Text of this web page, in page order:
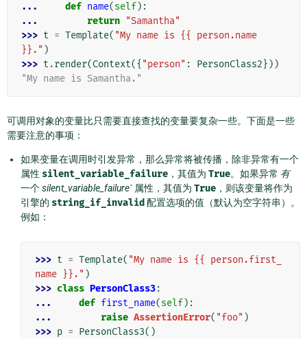
...
def name(self):
...
return "Samantha"
>>> t = Template( "My name is {{ person.name
}}." )
>>> t .render(Context({ "person" : PersonClass2}))
"My name is Samantha."
可调用对象的变量比只需要直接查找的变量要复杂一些。下面是一些
需要注意的事项：
如果变量在调用时引发异常，那么异常将被传播，除非异常有一个
属性 silent_variable_failure ，其值为 True。如果异常 有
一个silent_variable_failure` 属性，其值为 True ，则该变量将作为
引擎的 string_if_invalid 配置选项的值（默认为空字符串）。
例如：
>>> t = Template( "My name is {{ person.first_
name }}." )
>>> class PersonClass3:
...
def first_name(self):
...
raise AssertionError( "foo" )
>>> p = PersonClass3()